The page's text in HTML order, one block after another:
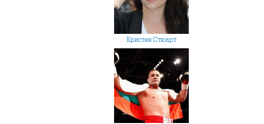
Кристен Стюарт